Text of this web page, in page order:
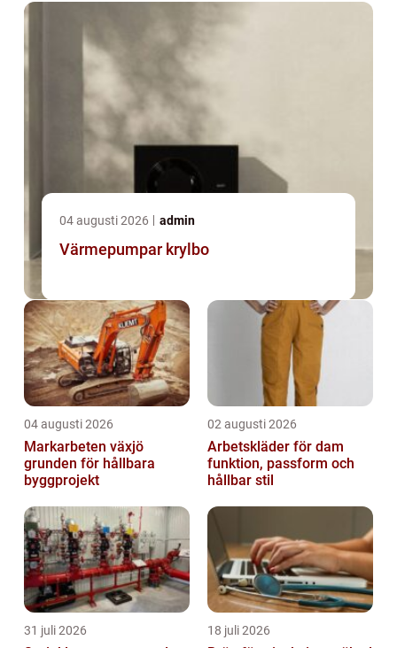
04 augusti 2026 admin
Värmepumpar krylbo
04 augusti 2026
Markarbeten växjö
grunden för hållbara
byggprojekt
02 augusti 2026
Arbetskläder för dam
funktion, passform och
hållbar stil
31 juli 2026 18 juli 2026